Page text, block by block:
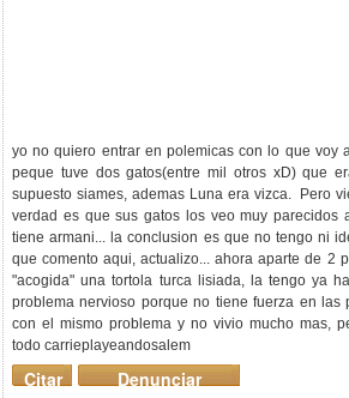
yo no quiero entrar en polemicas con lo que voy
peque tuve dos gatos(entre mil otros xD) que
supuesto siames, ademas Luna era vizca. Pero
verdad es que sus gatos los veo muy parecidos
tiene armani... la conclusion es que no tengo ni
que comento aqui, actualizo... ahora aparte de 2
"acogida" una tortola turca lisiada, la tengo ya
problema nervioso porque no tiene fuerza en las
con el mismo problema y no vivio mucho mas,
todo carrieplayeandosalem
Denunciar
Citar